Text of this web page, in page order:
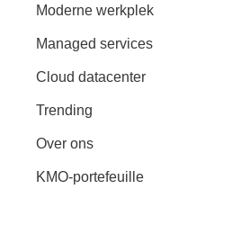
Moderne werkplek
Managed services
Cloud datacenter
Trending
Over ons
KMO-portefeuille